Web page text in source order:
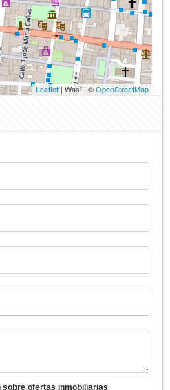
Leaflet | Wasi - ©OpenStreetMap
ofertas inmobiliarias